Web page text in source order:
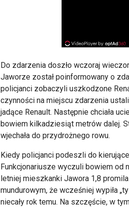
Do zdarzenia doszło wczoraj
Jaworze został poinformowany o
policjanci zobaczyli uszkodzone
czynności na miejscu zdarzenia
jadące Renault. Następnie chciała
bowiem kilkadziesiąt metrów dalej.
wjechała do przydrożnego rowu.
Kiedy policjanci podeszli do
Funkcjonariusze wyczuli bowiem od
letniej mieszkanki Jawora 1,8
mundurowym, że wcześniej wypiła
niecały rok temu. Na szczęście, w